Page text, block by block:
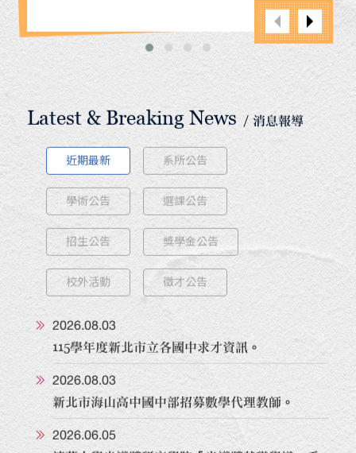
Latest & Breaking News / 消息報導
近期最新 系所公告
學術公告 選課公告
招生公告 獎學金公告
校外活動 徵才公告
2026.08.03
115學年度新北市立各國中求才資訊。
2026.08.03
新北市海山高中國中部招募數學代理教師。
2026.06.05